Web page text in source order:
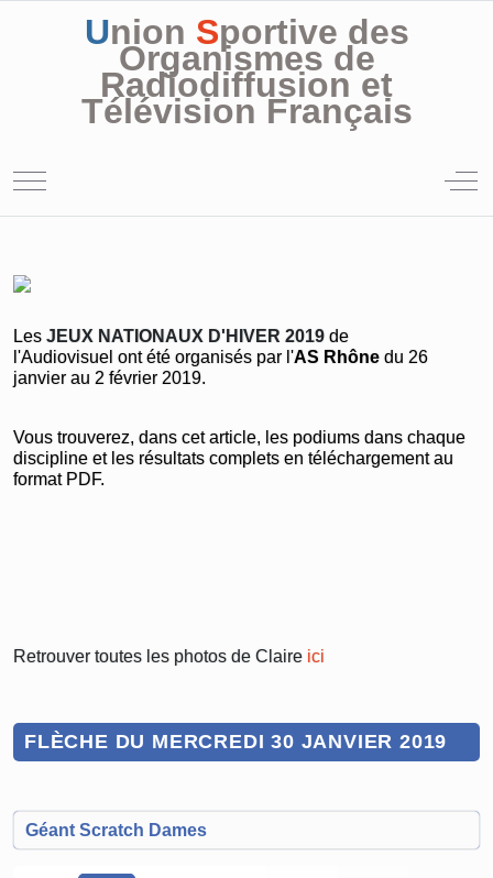
Union Sportive des
Organismes de
Radiodiffusion et
Télévision Français
Mobile Menu Toggle Off-
Les JEUX NATIONAUX D'HIVER 2019 de
l'Audiovisuel ont été organisés par l'AS Rhône du 26
janvier au 2 février 2019.
Vous trouverez, dans cet article, les podiums dans chaque
discipline et les résultats complets en téléchargement au
format PDF.
Retrouver toutes les photos de Claire ici
FLÈCHE DU MERCREDI 30 JANVIER 2019
Géant Scratch Dames